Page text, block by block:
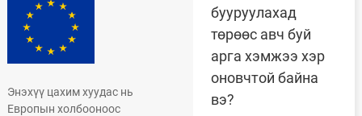
Энэхүү цахим хуудас нь
Европын холбооноос
бууруулахад
төрөөс авч буй
арга хэмжээ хэр
оновчтой байна
вэ?